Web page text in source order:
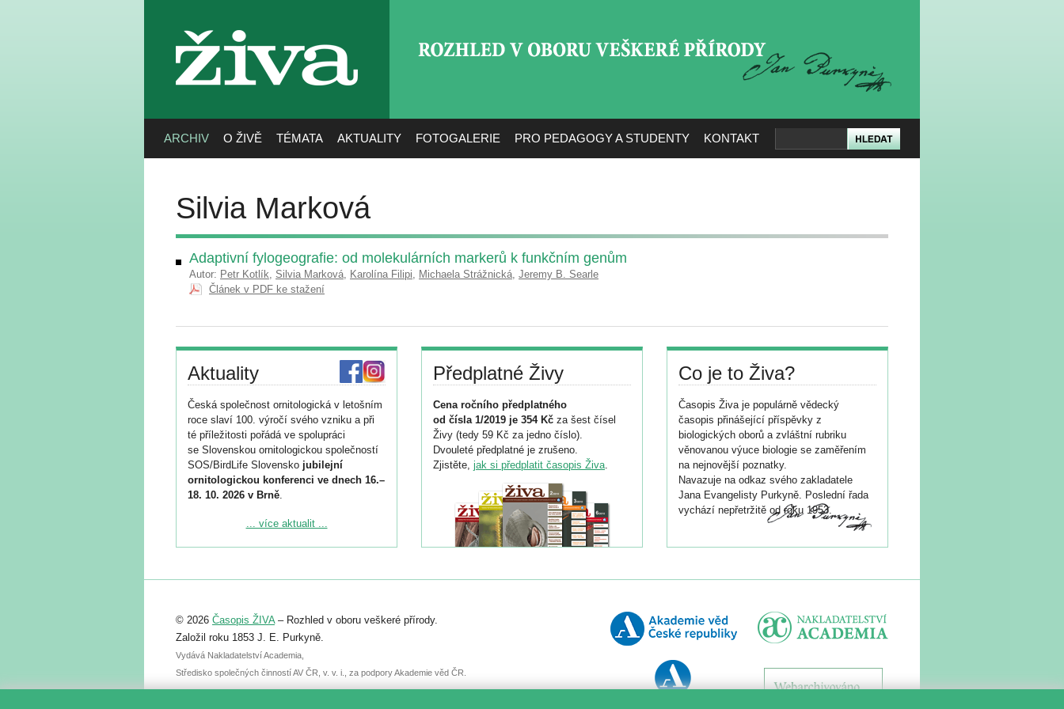
živa
ARCHIV O ŽIVĚ TÉMATA AKTUALITY FOTOGALERIE PRO PEDAGOGY A STUDENTY KONTAKT
Silvia Marková
Adaptivní fylogeografie: od molekulárních markerů k funkčním genům
Autor: Petr Kotlík, Silvia Marková, Karolína Filipi, Michaela Strážnická, Jeremy B. Searle
Článek v PDF ke stažení
Aktuality
Česká společnost ornitologická v letošním
roce slaví 100. výročí svého vzniku a při
té příležitosti pořádá ve spolupráci
se Slovenskou ornitologickou společností
SOS/BirdLife Slovensko jubilejní
ornitologickou konferenci ve dnech 16.–
18. 10. 2026 v Brně.
Podrobnější informace ke konferenci
Registrovat se můžete do 6. září.
abstraktu přihlášené přednášky nebo
posteru je už 30. června.
... více aktualit ...
Předplatné Živy
Cena ročního předplatného
od čísla 1/2019 je 354 Kč za šest čísel
Živy (tedy 59 Kč za jedno číslo).
Dvouleté předplatné je zrušeno.
Zjistěte, jak si předplatit časopis Živa.
Co je to Živa?
Časopis Živa je populárně vědecký
časopis přinášející příspěvky z
biologických oborů a zvláštní rubriku
věnovanou výuce biologie se zaměřením
na nejnovější poznatky.
Navazuje na odkaz svého zakladatele
Jana Evangelisty Purkyně. Poslední řada
vychází nepřetržitě od roku 1953.
© 2026 Časopis ŽIVA– Rozhled v oboru veškeré přírody.
Založil roku 1853 J. E. Purkyně.
Vydává Nakladatelství Academia,
Středisko společných činností AV ČR, v. v. i., za podpory Akademie věd ČR.